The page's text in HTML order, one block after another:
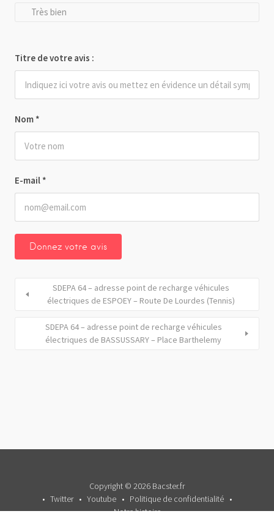
Nom *
E-mail *
Très bien
Titre de votre avis :
SDEPA 64 – adresse point de recharge véhicules
électriques de ESPOEY – Route De Lourdes (Tennis)
SDEPA 64 – adresse point de recharge véhicules
électriques de BASSUSSARY – Place Barthelemy
Copyright © 2026 Bacster.fr
Twitter
Youtube
Politique de confidentialité
Notre histoire